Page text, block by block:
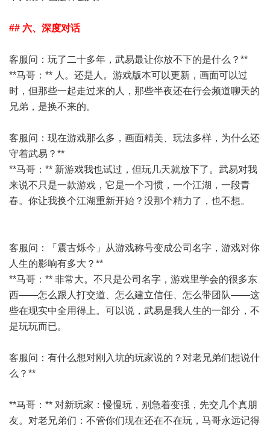
## 六、深度对话
客服问：玩了二十多年，武易最让你放不下的是什么？**
**马哥：** 人。还是人。游戏版本可以更新，画面可以过
时，但那些一起走过来的人，那些半夜还在行会频道聊天的
兄弟，是换不来的。
客服问：现在游戏那么多，画面精美、玩法多样，为什么还
守着武易？**
**马哥：** 新游戏我也试过，但玩几天就放下了。武易对我
来说不只是一款游戏，它是一个习惯，一个江湖，一段青
春。你让我换个江湖重新开始？没那个精力了，也不想。
客服问：「震古烁今」从游戏称号变成公司名字，游戏对你
人生的影响有多大？**
**马哥：** 非常大。不只是公司名字，游戏里学会的很多东
西——怎么跟人打交道、怎么建立信任、怎么带团队——这
些在现实中全用得上。可以说，武易是我人生的一部分，不
是玩玩而已。
客服问：有什么想对刚入坑的玩家说的？对老兄弟们想说什
么？**
**马哥：** 对新玩家：慢慢玩，别急着变强，先交几个真朋
友。对老兄弟们：不管你们现在还在不在玩，马哥永远记得